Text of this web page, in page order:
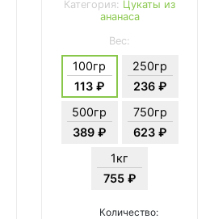
Категория: Цукаты из
ананаса
Вес:
100гр
113 ₽
250гр
236 ₽
500гр
389 ₽
750гр
623 ₽
1кг
755 ₽
Количество: